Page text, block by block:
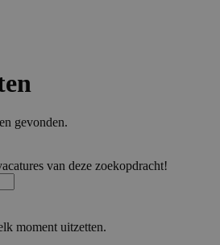
gevonden.
van deze zoekopdracht!
moment uitzetten.